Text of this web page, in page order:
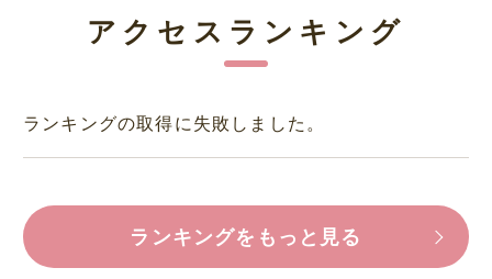
アクセスランキング
ランキングの取得に失敗しました。
ランキングをもっと見る